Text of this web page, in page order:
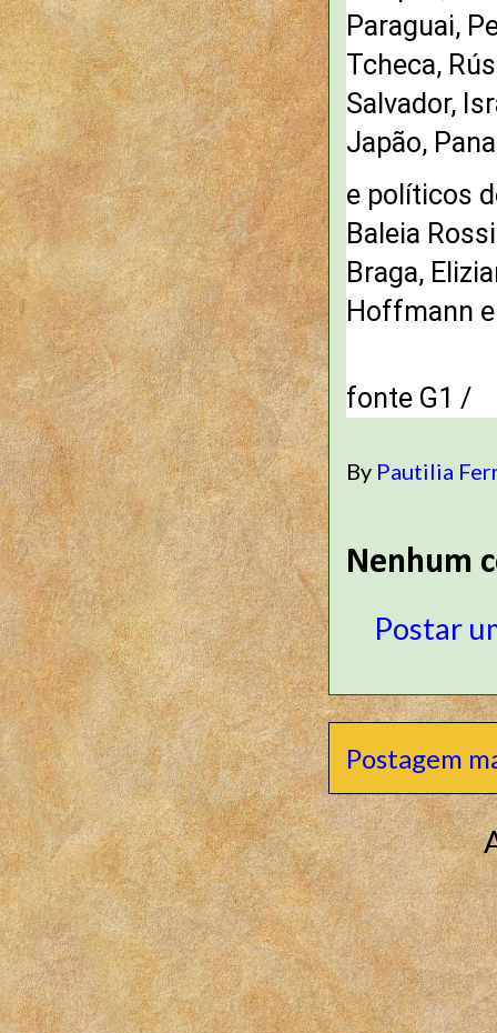
Paraguai,
Tcheca,
Salvador,
Japão,
e políticos
Baleia
Braga,
Hoffmann
fonte G1 /
By Pautilia
Nenhum
Postar
Postagem